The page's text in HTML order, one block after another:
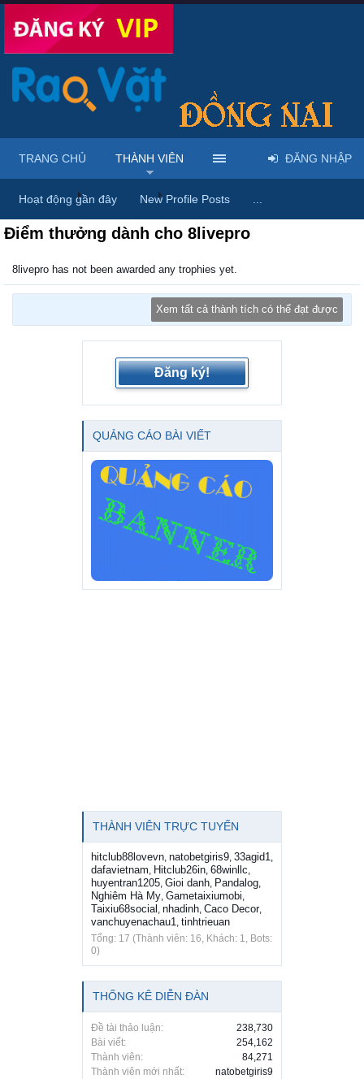
Trang chủ Thành viên 8livepro
Điểm thưởng dành cho 8livepro
8livepro has not been awarded any trophies yet.
Xem tất cả thành tích có thể đạt được
Đăng ký!
QUẢNG CÁO BÀI VIẾT
THÀNH VIÊN TRỰC TUYẾN
hitclub88lovevn, natobetgiris9, 33agid1,
dafavietnam, Hitclub26in, 68winllc,
huyentran1205, Gioi danh, Pandalog,
Nghiêm Hà My, Gametaixiumobi,
Taixiu68social , nhadinh, Caco Decor,
vanchuyenachau1, tinhtrieuan
Tổng: 17 (Thành viên: 16, Khách: 1, Bots:
0)
THỐNG KÊ DIỄN ĐÀN
Đề tài thảo luận:
238,730
Bài viết:
254,162
Thành viên:
84,271
Thành viên mới nhất:
natobetgiris9
TRANG CHỦ THÀNH VIÊN
Hoạt động gần đây New Profile Posts
ĐĂNG NHẬP